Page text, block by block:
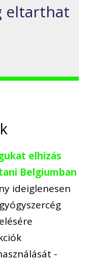
eltarthat
elhízás
Belgiumban
ideiglenesen
-